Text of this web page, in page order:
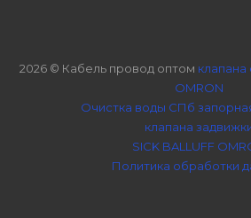
2026 © Кабель провод оптом клапана
OMRON
Очистка воды СПб
клапана
SICK BALLUFF
Политика обработки